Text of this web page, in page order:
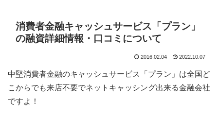
消費者金融キャッシュサービス「プラン」
の融資詳細情報・口コミについて
2016.02.04 2022.10.07
中堅消費者金融のキャッシュサービス「プラン」は全国ど
こからでも来店不要でネットキャッシング出来る金融会社
ですよ！